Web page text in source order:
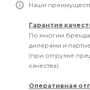
Наши
Гарантия
По многим
дилерами и
(при отгрузке
качества)
Оперативная